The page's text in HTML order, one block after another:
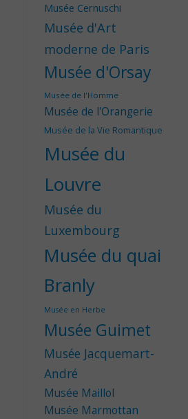
Musée Cernuschi
Musée d'Art
moderne de Paris
Musée d'Orsay
Musée de l'Homme
Musée de l'Orangerie
Musée de la Vie Romantique
Musée du
Louvre
Musée du
Luxembourg
Musée du quai
Branly
Musée en Herbe
Musée Guimet
Musée Jacquemart-
André
Musée Maillol
Musée Marmottan